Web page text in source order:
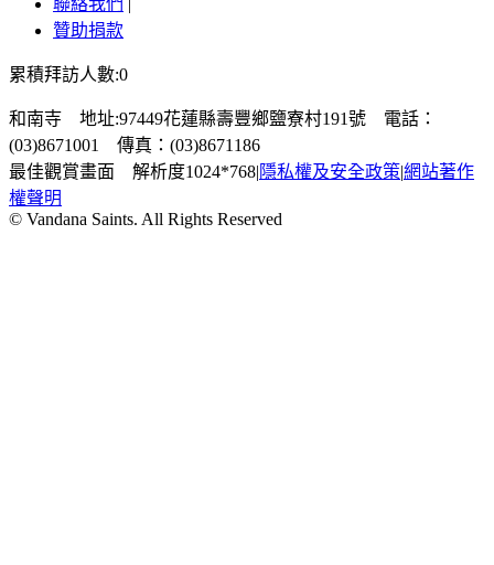
贊助捐款
累積拜訪人數:0
和南寺 地址:97449花蓮縣壽豐鄉鹽寮村191號 電話：
(03)8671001 傳真：(03)8671186
最佳觀賞畫面 解析度1024*768|隱私權及安全政策|網站著作
權聲明
© Vandana Saints. All Rights Reserved